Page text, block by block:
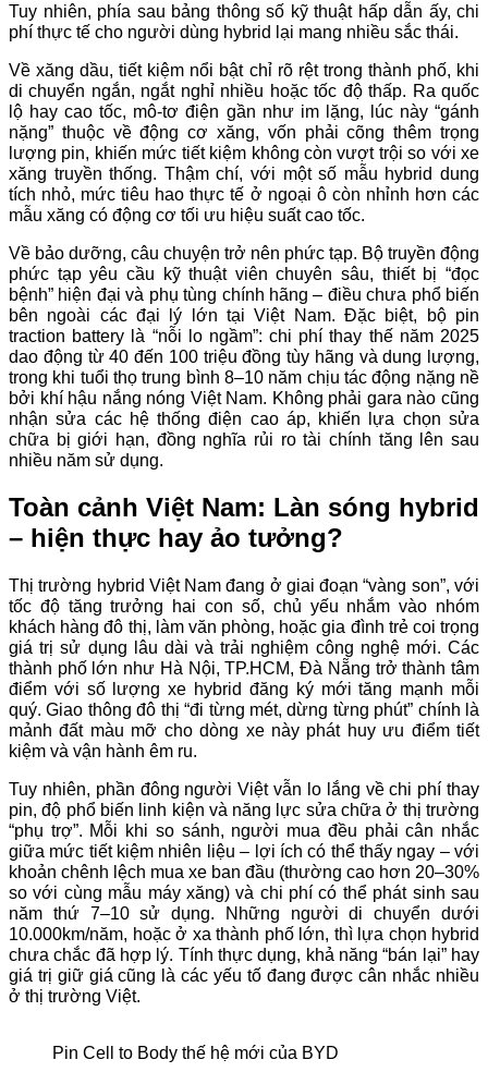
Tuy nhiên, phía sau bảng thông số kỹ thuật hấp dẫn ấy, chi
phí thực tế cho người dùng hybrid lại mang nhiều sắc thái.
Về xăng dầu, tiết kiệm nổi bật chỉ rõ rệt trong thành phố, khi
di chuyển ngắn, ngắt nghỉ nhiều hoặc tốc độ thấp. Ra quốc
lộ hay cao tốc, mô-tơ điện gần như im lặng, lúc này “gánh
nặng” thuộc về động cơ xăng, vốn phải cõng thêm trọng
lượng pin, khiến mức tiết kiệm không còn vượt trội so với xe
xăng truyền thống. Thậm chí, với một số mẫu hybrid dung
tích nhỏ, mức tiêu hao thực tế ở ngoại ô còn nhỉnh hơn các
mẫu xăng có động cơ tối ưu hiệu suất cao tốc.
Về bảo dưỡng, câu chuyện trở nên phức tạp. Bộ truyền động
phức tạp yêu cầu kỹ thuật viên chuyên sâu, thiết bị “đọc
bệnh” hiện đại và phụ tùng chính hãng – điều chưa phổ biến
bên ngoài các đại lý lớn tại Việt Nam. Đặc biệt, bộ pin
traction battery là “nỗi lo ngầm”: chi phí thay thế năm 2025
dao động từ 40 đến 100 triệu đồng tùy hãng và dung lượng,
trong khi tuổi thọ trung bình 8–10 năm chịu tác động nặng nề
bởi khí hậu nắng nóng Việt Nam. Không phải gara nào cũng
nhận sửa các hệ thống điện cao áp, khiến lựa chọn sửa
chữa bị giới hạn, đồng nghĩa rủi ro tài chính tăng lên sau
nhiều năm sử dụng.
Toàn cảnh Việt Nam: Làn sóng hybrid
– hiện thực hay ảo tưởng?
Thị trường hybrid Việt Nam đang ở giai đoạn “vàng son”, với
tốc độ tăng trưởng hai con số, chủ yếu nhắm vào nhóm
khách hàng đô thị, làm văn phòng, hoặc gia đình trẻ coi trọng
giá trị sử dụng lâu dài và trải nghiệm công nghệ mới. Các
thành phố lớn như Hà Nội, TP.HCM, Đà Nẵng trở thành tâm
điểm với số lượng xe hybrid đăng ký mới tăng mạnh mỗi
quý. Giao thông đô thị “đi từng mét, dừng từng phút” chính là
mảnh đất màu mỡ cho dòng xe này phát huy ưu điểm tiết
kiệm và vận hành êm ru.
Tuy nhiên, phần đông người Việt vẫn lo lắng về chi phí thay
pin, độ phổ biến linh kiện và năng lực sửa chữa ở thị trường
“phụ trợ”. Mỗi khi so sánh, người mua đều phải cân nhắc
giữa mức tiết kiệm nhiên liệu – lợi ích có thể thấy ngay – với
khoản chênh lệch mua xe ban đầu (thường cao hơn 20–30%
so với cùng mẫu máy xăng) và chi phí có thể phát sinh sau
năm thứ 7–10 sử dụng. Những người di chuyển dưới
10.000km/năm, hoặc ở xa thành phố lớn, thì lựa chọn hybrid
chưa chắc đã hợp lý. Tính thực dụng, khả năng “bán lại” hay
giá trị giữ giá cũng là các yếu tố đang được cân nhắc nhiều
ở thị trường Việt.
Pin Cell to Body thế hệ mới của BYD